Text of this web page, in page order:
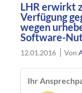
LHR erwirkt
Verfügung
wegen
Software-
12.01.2016 Von
Ihr